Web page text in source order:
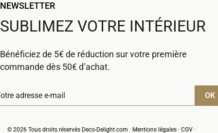
NEWSLETTER
SUBLIMEZ VOTRE INTÉRIEUR
Bénéficiez de 5€ de réduction sur votre première
commande dès 50€ d’achat.
© 2026 Tous droits réservés Deco-Delight.com · Mentions légales · CGV ·